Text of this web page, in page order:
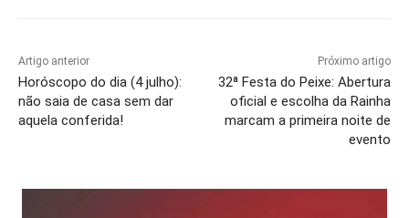
Artigo anterior
Horóscopo do dia (4 julho):
não saia de casa sem dar
aquela conferida!
Próximo artigo
32ª Festa do Peixe: Abertura
oficial e escolha da Rainha
marcam a primeira noite de
evento